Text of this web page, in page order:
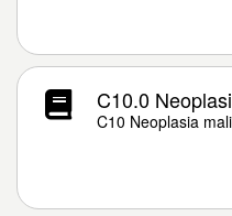
C10.0
C10 Neoplasia